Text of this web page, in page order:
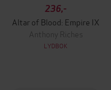
236,-
Altar of Blood: Empire IX
Anthony Riches
LYDBOK